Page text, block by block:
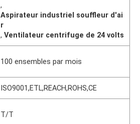
,
Aspirateur industriel souffleur d'ai
r
,Ventilateur centrifuge de 24 volts
100 ensembles par mois
ISO9001,ETL,REACH,ROHS,CE
T/T